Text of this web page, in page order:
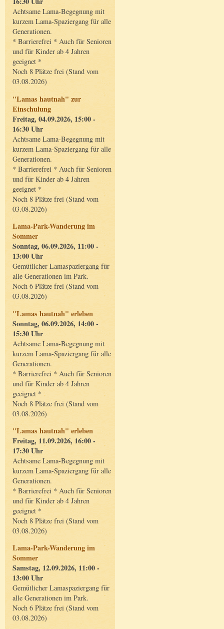
Achtsame Lama-Begegnung mit
kurzem Lama-Spaziergang für alle
Generationen.
* Barrierefrei * Auch für Senioren
und für Kinder ab 4 Jahren
geeignet *
Noch 8 Plätze frei (Stand vom
03.08.2026)
"Lamas hautnah" zur
Einschulung
Freitag, 04.09.2026, 15:00 -
16:30 Uhr
Achtsame Lama-Begegnung mit
kurzem Lama-Spaziergang für alle
Generationen.
* Barrierefrei * Auch für Senioren
und für Kinder ab 4 Jahren
geeignet *
Noch 8 Plätze frei (Stand vom
03.08.2026)
Lama-Park-Wanderung im
Sommer
Sonntag, 06.09.2026, 11:00 -
13:00 Uhr
Gemütlicher Lamaspaziergang für
alle Generationen im Park.
Noch 6 Plätze frei (Stand vom
03.08.2026)
"Lamas hautnah" erleben
Sonntag, 06.09.2026, 14:00 -
15:30 Uhr
Achtsame Lama-Begegnung mit
kurzem Lama-Spaziergang für alle
Generationen.
* Barrierefrei * Auch für Senioren
und für Kinder ab 4 Jahren
geeignet *
Noch 8 Plätze frei (Stand vom
03.08.2026)
"Lamas hautnah" erleben
Freitag, 11.09.2026, 16:00 -
17:30 Uhr
Achtsame Lama-Begegnung mit
kurzem Lama-Spaziergang für alle
Generationen.
* Barrierefrei * Auch für Senioren
und für Kinder ab 4 Jahren
geeignet *
Noch 8 Plätze frei (Stand vom
03.08.2026)
Lama-Park-Wanderung im
Sommer
Samstag, 12.09.2026, 11:00 -
13:00 Uhr
Gemütlicher Lamaspaziergang für
alle Generationen im Park.
Noch 6 Plätze frei (Stand vom
03.08.2026)